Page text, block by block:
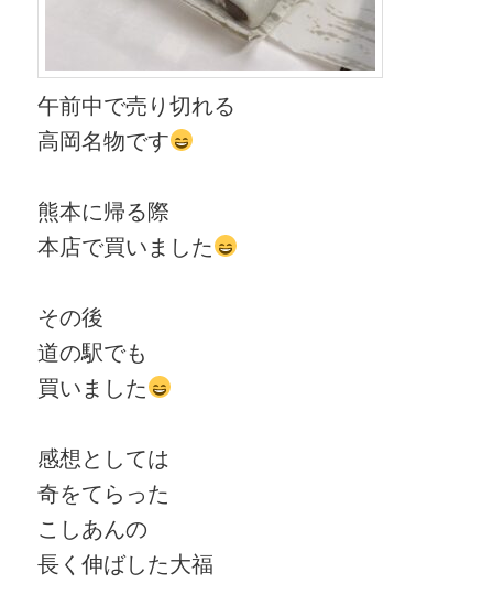
午前中で売り切れる
高岡名物です
熊本に帰る際
本店で買いました
その後
道の駅でも
買いました
感想としては
奇をてらった
こしあんの
長く伸ばした大福